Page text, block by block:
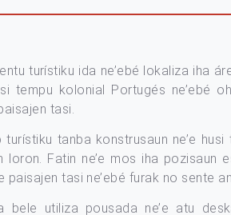
turístiku ida ne’ebé lokaliza iha
tempu kolonial Portugés ne’ebé
tasi.
tanba konstrusaun ne’e
loron. Fatin ne’e mos iha pozisaun
tasi ne’ebé furak no sente
bele utiliza pousada ne’e atu